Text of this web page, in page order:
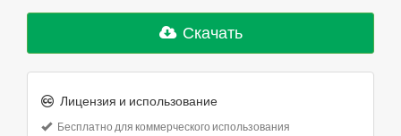
Скачать
Лицензия и использование
Бесплатно для коммерческого использования